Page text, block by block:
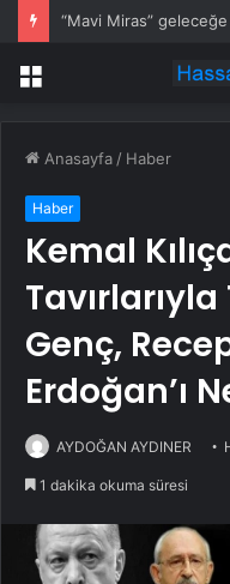
“Mavi Miras”
Menü
Anasayfa / Haber
Haber
Kemal
Genç,
Erdoğan’ı
AYDOĞAN AYDINER
1 dakika okuma süresi